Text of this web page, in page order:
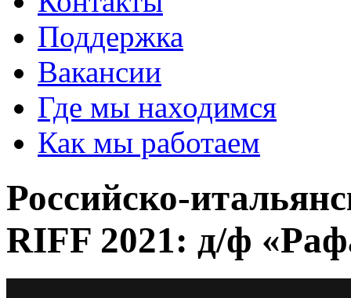
Поддержка
Вакансии
Где мы находимся
Как мы работаем
Российско-
RIFF 2021: д/ф